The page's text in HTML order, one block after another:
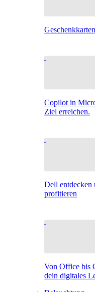
Copilot in
Ziel erreichen.
Dell entdecken
profitieren
Von Office bis
dein digitales